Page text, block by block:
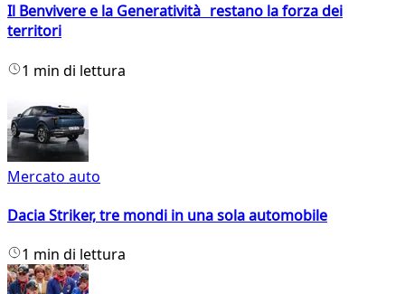
Il Benvivere e la Generatività restano la forza dei
territori
1 min di lettura
Mercato auto
Dacia Striker, tre mondi in una sola automobile
1 min di lettura